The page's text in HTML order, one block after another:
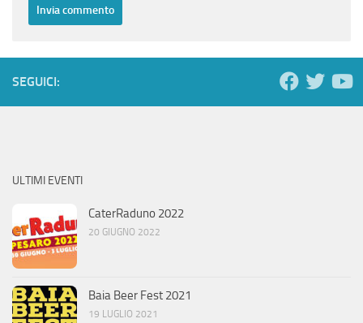
SEGUICI:
ULTIMI EVENTI
CaterRaduno 2022
20 GIUGNO 2022
Baia Beer Fest 2021
19 LUGLIO 2021